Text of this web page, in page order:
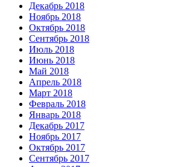
Декабрь 2018
Ноябрь 2018
Октябрь 2018
Сентябрь 2018
Июль 2018
Июнь 2018
Май 2018
Апрель 2018
Март 2018
Февраль 2018
Январь 2018
Декабрь 2017
Ноябрь 2017
Октябрь 2017
Сентябрь 2017